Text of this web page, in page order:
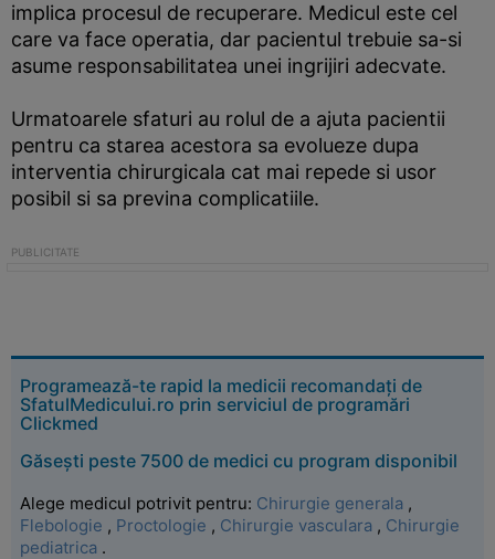
implica procesul de recuperare. Medicul este cel
care va face operatia, dar pacientul trebuie sa-si
asume responsabilitatea unei ingrijiri adecvate.
Urmatoarele sfaturi au rolul de a ajuta pacientii
pentru ca starea acestora sa evolueze dupa
interventia chirurgicala cat mai repede si usor
posibil si sa previna complicatiile.
Programează-te rapid la medicii recomandați de
SfatulMedicului.ro prin serviciul de programări
Clickmed
Găsești peste 7500 de medici cu program disponibil
Alege medicul potrivit pentru: Chirurgie generala ,
Flebologie , Proctologie , Chirurgie vasculara , Chirurgie
pediatrica .